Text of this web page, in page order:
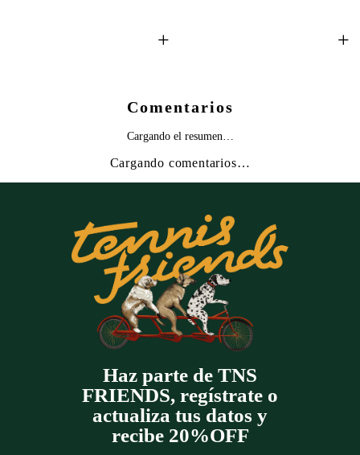
+ +
Comentarios
Cargando el resumen…
Cargando comentarios…
Haz parte de TNS
FRIENDS, regístrate o
actualiza tus datos y
recibe 20%OFF